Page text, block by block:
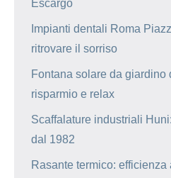
Escargo
Impianti dentali Roma
ritrovare il sorriso
Fontana solare da giardino
risparmio e relax
Scaffalature industriali
dal 1982
Rasante termico: